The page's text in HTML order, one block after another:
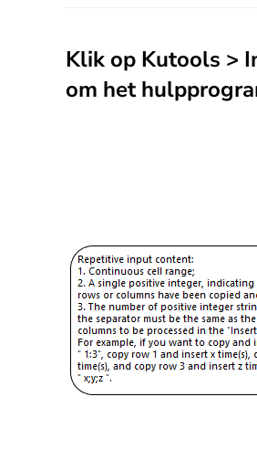
Klik op Kutools >
om het